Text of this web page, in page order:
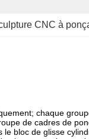
CNC à
chaque
de cadres de
bloc de glisse